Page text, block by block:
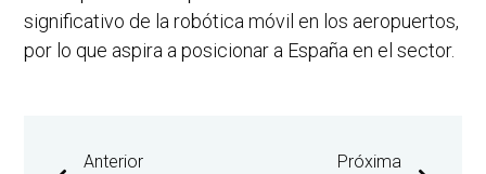
significativo de la robótica móvil en los aeropuertos,
por lo que aspira a posicionar a España en el sector.
Anterior Próxima